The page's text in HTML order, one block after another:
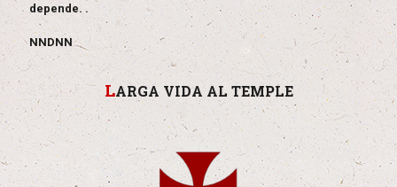
depende. .
NNDNN
LARGA VIDA AL TEMPLE